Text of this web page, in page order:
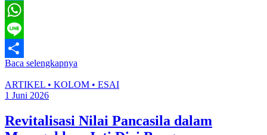
Telegram
WhatsApp
Line
Share
Baca selengkapnya
ARTIKEL • KOLOM • ESAI
1 Juni 2026
Revitalisasi Nilai Pancasila dalam